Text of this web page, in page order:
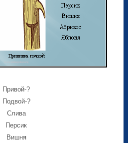
Привой-?
Подвой-?
Слива
Персик
Вишня